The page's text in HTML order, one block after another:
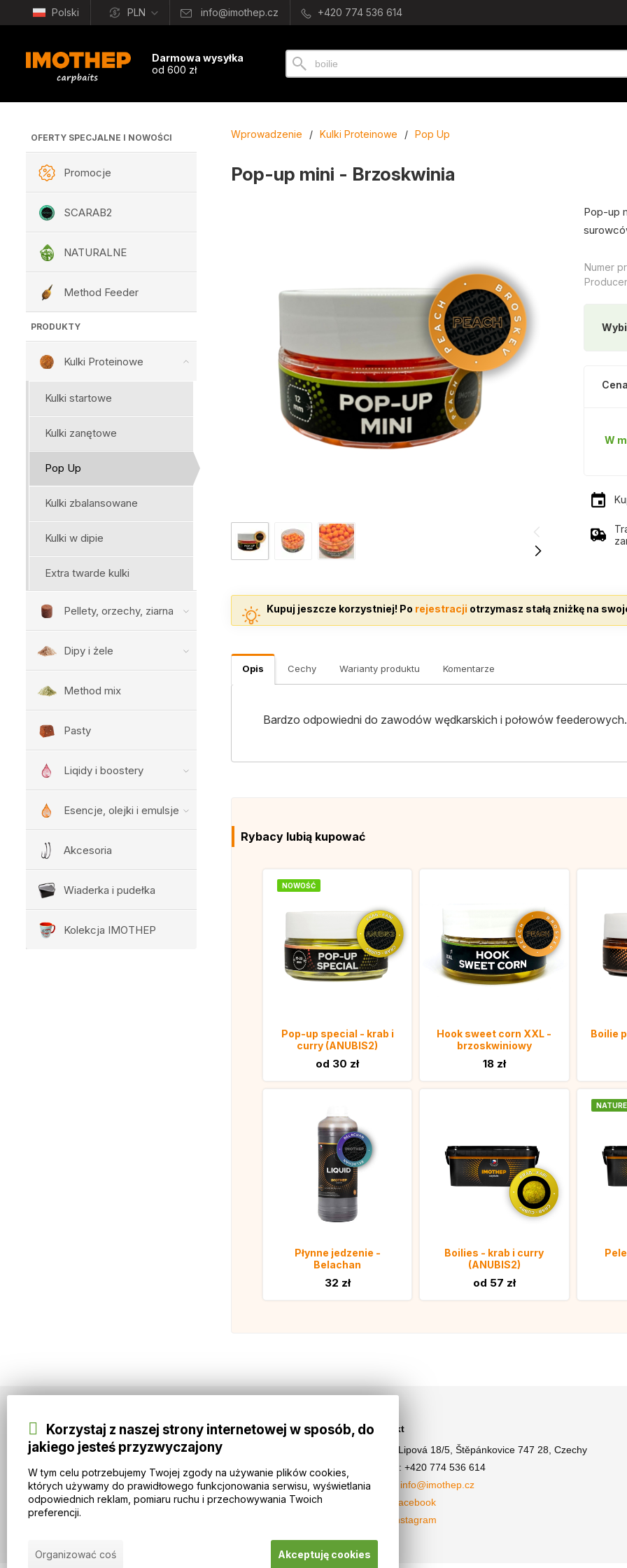
Polski PLN info@imothep.cz +420 774 536 614
Darmowa wysyłka
od 600 zł
OFERTY SPECJALNE I NOWOŚCI
Promocje
SCARAB2
NATURALNE
Method Feeder
PRODUKTY
Kulki Proteinowe
Kulki startowe
Kulki zanętowe
Pop Up
Kulki zbalansowane
Kulki w dipie
Extra twarde kulki
Pellety, orzechy, ziarna
Dipy i żele
Method mix
Pasty
Liqidy i boostery
Esencje, olejki i emulsje
Akcesoria
Wiaderka i pudełka
Kolekcja IMOTHEP
Wprowadzenie / Kulki Proteinowe / Pop Up
Pop-up mini - Brzoskwinia
Pop-up
Numer
W
Kupuj jeszcze korzystniej! Po rejestracji otrzymasz stałą zniżkę na
Opis Cechy Warianty produktu Komentarze
Bardzo odpowiedni do zawodów wędkarskich i połowów feederowych.
Rybacy lubią kupować
NOWOŚĆ
Pop-up special - krab i
curry (ANUBIS2)
od 30 zł
Hook sweet corn XXL -
brzoskwiniowy
18 zł
Boilie
Płynne jedzenie -
Belachan
32 zł
Boilies - krab i curry
(ANUBIS2)
od 57 zł
NATURE
Informacje
VIP CLUB IMOTHEP carpbaits
O IMOTHEP carpbaits
Zasady i warunki
Ochrona danych osobowych
Doprava a způsoby platby
Kontakt
Adres: Lipová 18/5, Štěpánkovice 747 28, Czechy
Telefon: +420 774 536 614
E-mail: info@imothep.cz
Nasz Facebook
Nasz Instagram
Korzystaj z naszej strony internetowej w sposób, do
jakiego jesteś przyzwyczajony
W tym celu potrzebujemy Twojej zgody na używanie plików cookies,
których używamy do prawidłowego funkcjonowania serwisu, wyświetlania
odpowiednich reklam, pomiaru ruchu i przechowywania Twoich
preferencji.
Organizować coś Akceptuję cookies